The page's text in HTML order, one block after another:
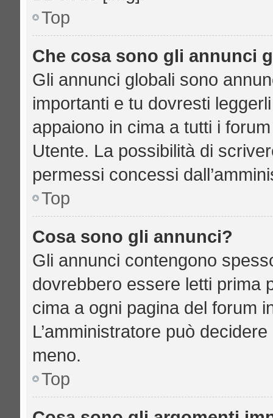
Top
Che cosa sono gli annunci
Gli annunci globali sono
importanti e tu dovresti
appaiono in cima a tutti i
Utente. La possibilità di
permessi concessi
Top
Cosa sono gli annunci?
Gli annunci contengono
dovrebbero essere letti prima
cima a ogni pagina del forum
L’amministratore può
meno.
Top